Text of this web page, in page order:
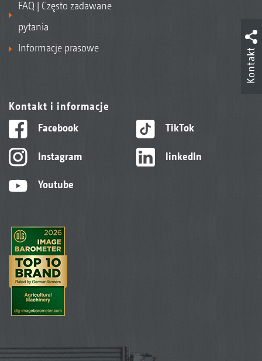
FAQ | Często zadawane
pytania
Informacje prasowe
Kontakt i informacje
Facebook
Instagram
Youtube
TikTok
linkedIn
Kontakt